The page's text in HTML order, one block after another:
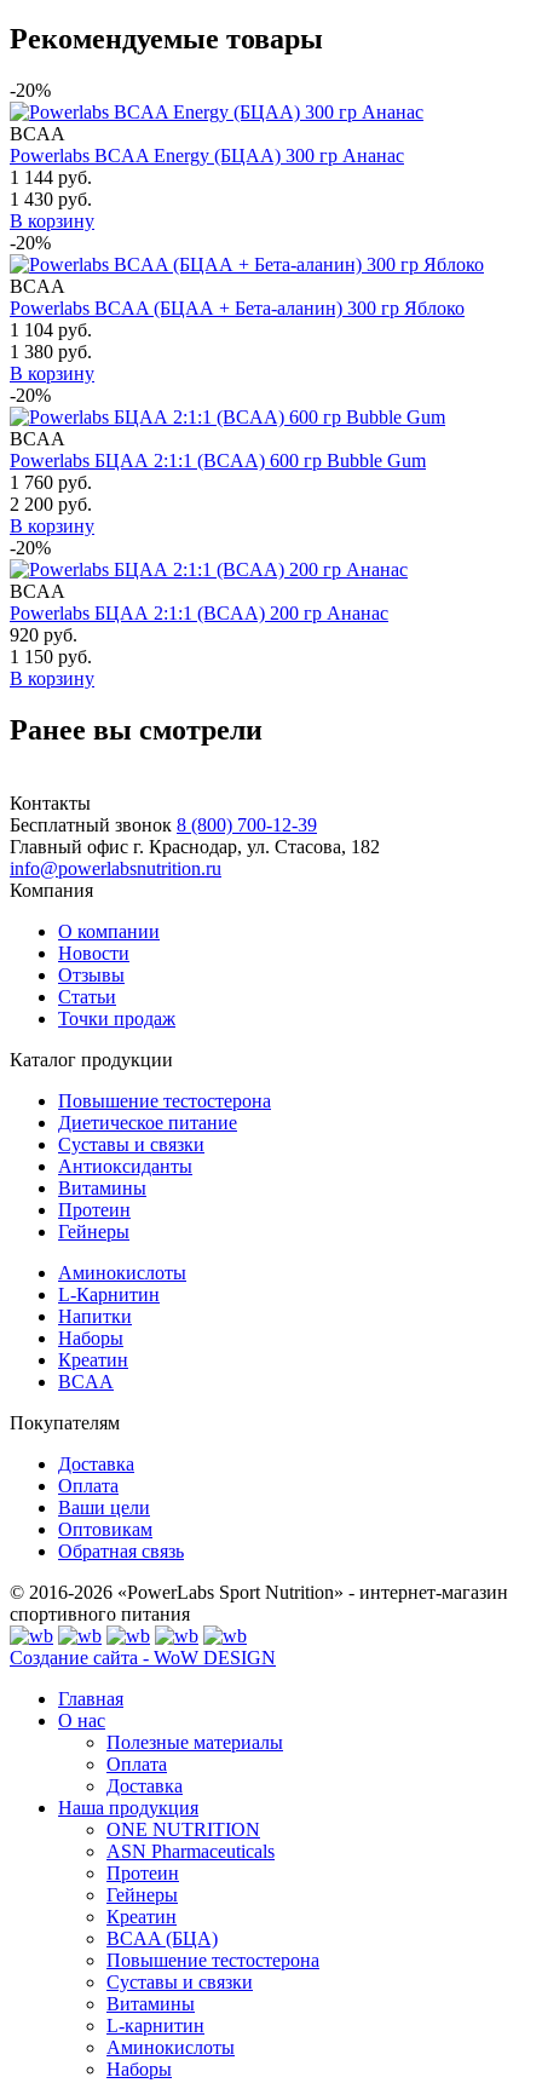
Рекомендуемые товары
-20%
BCAA
Powerlabs BCAA Energy (БЦАА) 300 гр Ананас
1 144 руб.
1 430 руб.
В корзину
-20%
BCAA
Powerlabs BCAA (БЦАА + Бета-аланин) 300 гр Яблоко
1 104 руб.
1 380 руб.
В корзину
-20%
BCAA
Powerlabs БЦАА 2:1:1 (BCAA) 600 гр Bubble Gum
1 760 руб.
2 200 руб.
В корзину
-20%
BCAA
Powerlabs БЦАА 2:1:1 (BCAA) 200 гр Ананас
920 руб.
1 150 руб.
В корзину
Ранее вы смотрели
Контакты
Бесплатный звонок 8 (800) 700-12-39
Главный офис г. Краснодар, ул. Стасова, 182
info@powerlabsnutrition.ru
Компания
О компании
Новости
Отзывы
Статьи
Точки продаж
Каталог продукции
Повышение тестостерона
Диетическое питание
Суставы и связки
Антиоксиданты
Витамины
Протеин
Гейнеры
Аминокислоты
L-Карнитин
Напитки
Наборы
Креатин
BCAA
Покупателям
Доставка
Оплата
Ваши цели
Оптовикам
Обратная связь
© 2016-2026 «PowerLabs Sport Nutrition» - интернет-магазин
спортивного питания
Создание сайта - WoW DESIGN
Главная
О нас
Полезные материалы
Оплата
Доставка
Наша продукция
ONE NUTRITION
ASN Pharmaceuticals
Протеин
Гейнеры
Креатин
BCAA (БЦА)
Повышение тестостерона
Суставы и связки
Витамины
L-карнитин
Аминокислоты
Наборы